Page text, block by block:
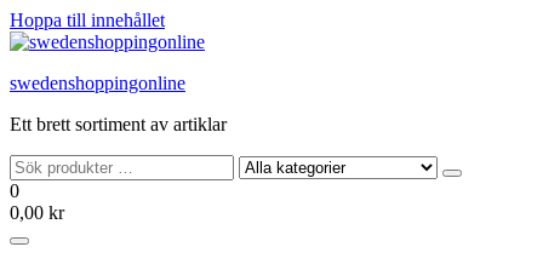
Hoppa till innehållet
swedenshoppingonline
Ett brett sortiment av artiklar
0
0,00 kr